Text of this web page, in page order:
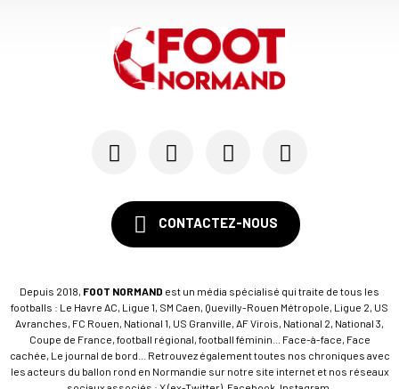
CONTACTEZ-NOUS
Depuis 2018, FOOT NORMAND est un média spécialisé qui traite de tous les
footballs : Le Havre AC, Ligue 1, SM Caen, Quevilly-Rouen Métropole, Ligue 2, US
Avranches, FC Rouen, National 1, US Granville, AF Virois, National 2, National 3,
Coupe de France, football régional, football féminin... Face-à-face, Face
cachée, Le journal de bord... Retrouvez également toutes nos chroniques avec
les acteurs du ballon rond en Normandie sur notre site internet et nos réseaux